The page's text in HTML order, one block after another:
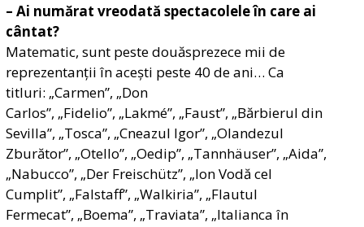
– Ai numărat vreodată spectacolele în care ai
cântat?
Matematic, sunt peste douăsprezece mii de
reprezentanții în acești peste 40 de ani… Ca
titluri: „Carmen”, „Don
Carlos”, „Fidelio”, „Lakmé”, „Faust”, „Bărbierul din
Sevilla”, „Tosca”, „Cneazul Igor”, „Olandezul
Zburător”, „Otello”, „Oedip”, „Tannhäuser”, „Aida”,
„Nabucco”, „Der Freischütz”, „Ion Vodă cel
Cumplit”, „Falstaff”, „Walkiria”, „Flautul
Fermecat”, „Boema”, „Traviata”, „Italianca în